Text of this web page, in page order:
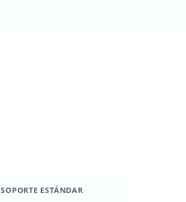
SOPORTE ESTÁNDAR